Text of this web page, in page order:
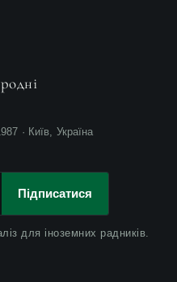
Угоду про спільний
· Київ, Україна
Підписатися
для іноземних радників.